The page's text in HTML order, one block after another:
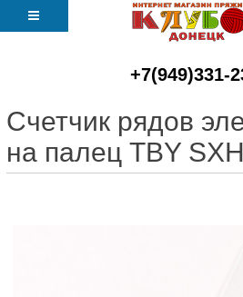
+7(949)331-
Счетчик рядов
на палец TBY